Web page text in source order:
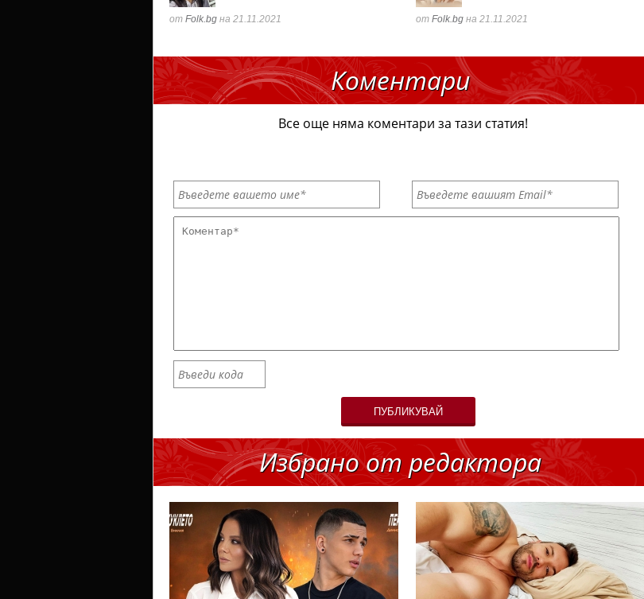
от Folk.bg на 21.11.2021 от Folk.bg на 21.11.2021
Коментари
Все още няма коментари за тази статия!
ПУБЛИКУВАЙ
Избрано от редактора